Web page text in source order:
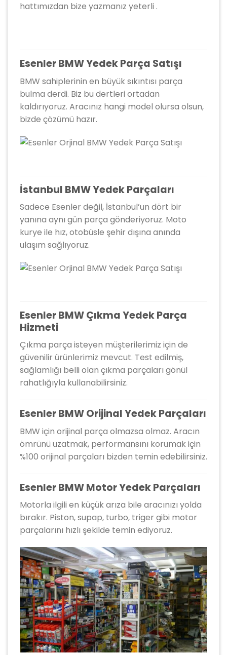
hattımızdan bize yazmanız yeterli .
Esenler BMW Yedek Parça Satışı
BMW sahiplerinin en büyük sıkıntısı parça
bulma derdi. Biz bu dertleri ortadan
kaldırıyoruz. Aracınız hangi model olursa olsun,
bizde çözümü hazır.
İstanbul BMW Yedek Parçaları
Sadece Esenler değil, İstanbul’un dört bir
yanına aynı gün parça gönderiyoruz. Moto
kurye ile hız, otobüsle şehir dışına anında
ulaşım sağlıyoruz.
Esenler BMW Çıkma Yedek Parça
Hizmeti
Çıkma parça isteyen müşterilerimiz için de
güvenilir ürünlerimiz mevcut. Test edilmiş,
sağlamlığı belli olan çıkma parçaları gönül
rahatlığıyla kullanabilirsiniz.
Esenler BMW Orijinal Yedek Parçaları
BMW için orijinal parça olmazsa olmaz. Aracın
ömrünü uzatmak, performansını korumak için
%100 orijinal parçaları bizden temin edebilirsiniz.
Esenler BMW Motor Yedek Parçaları
Motorla ilgili en küçük arıza bile aracınızı yolda
bırakır. Piston, supap, turbo, triger gibi motor
parçalarını hızlı şekilde temin ediyoruz.